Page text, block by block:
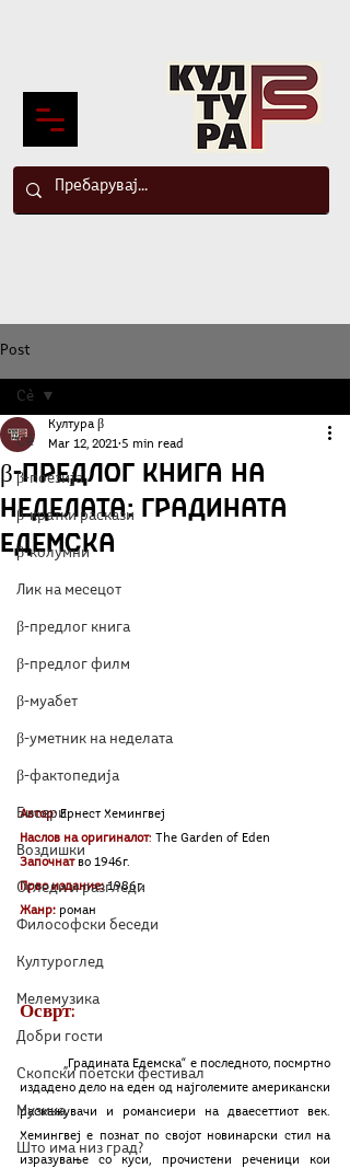
Post
Сè
β-поезија
β-кратки раскази
β-колумни
Лик на месецот
β-предлог книга
β-предлог филм
β-муабет
β-уметник на неделата
β-фактопедија
Бисери
Воздишки
Огледи и разгледи
Философски беседи
Културоглед
Мелемузика
Добри гости
Скопски поетски фестивал
Музика
Што има низ град?
Сè
β-Предлог книга на
неделата: Градината
Едемска
Култура β
Mar 12, 2021 5 min read
Автор: Ернест Хемингвеј
Наслов на оригиналот: The Garden of Eden
Започнат во 1946г.
Прво издание: 1986г.
Жанр: роман
Осврт:
	„Градината Едемска“ е последното, посмртно
издадено дело на еден од најголемите американски
раскажувачи и романсиери на дваесеттиот век.
Хемингвеј е познат по својот новинарски стил на
изразување со куси, прочистени реченици кои